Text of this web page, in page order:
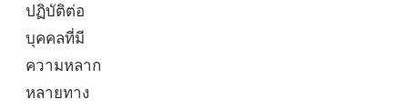
ปฏิบัติต่อ
บุคคลที่มี
ความหลาก
หลายทาง